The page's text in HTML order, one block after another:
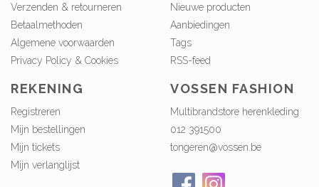
Verzenden & retourneren
Betaalmethoden
Algemene voorwaarden
Privacy Policy & Cookies
Nieuwe producten
Aanbiedingen
Tags
RSS-feed
REKENING
Registreren
Mijn bestellingen
Mijn tickets
Mijn verlanglijst
VOSSEN FASHION
Multibrandstore herenkleding
012 391500
tongeren@vossen.be